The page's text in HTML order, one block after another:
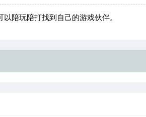
陪玩陪打找到自己的游戏伙伴。